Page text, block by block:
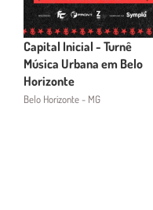
Capital Inicial - Turnê
Música Urbana em Belo
Horizonte
Belo Horizonte - MG